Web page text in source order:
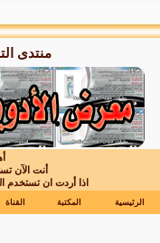
منتدى
أنت الآن
اذا أردت ان تستخدم
الرئيسية المكتبة القناة